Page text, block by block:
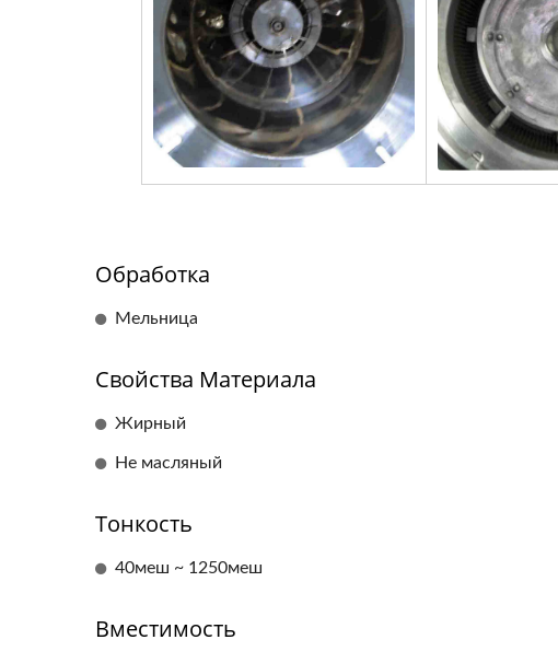
Обработка
Мельница
Свойства Материала
Жирный
Не масляный
Тонкость
40меш ~ 1250меш
Вместимость